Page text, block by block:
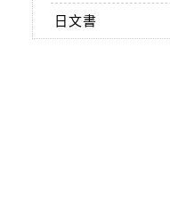
日文書